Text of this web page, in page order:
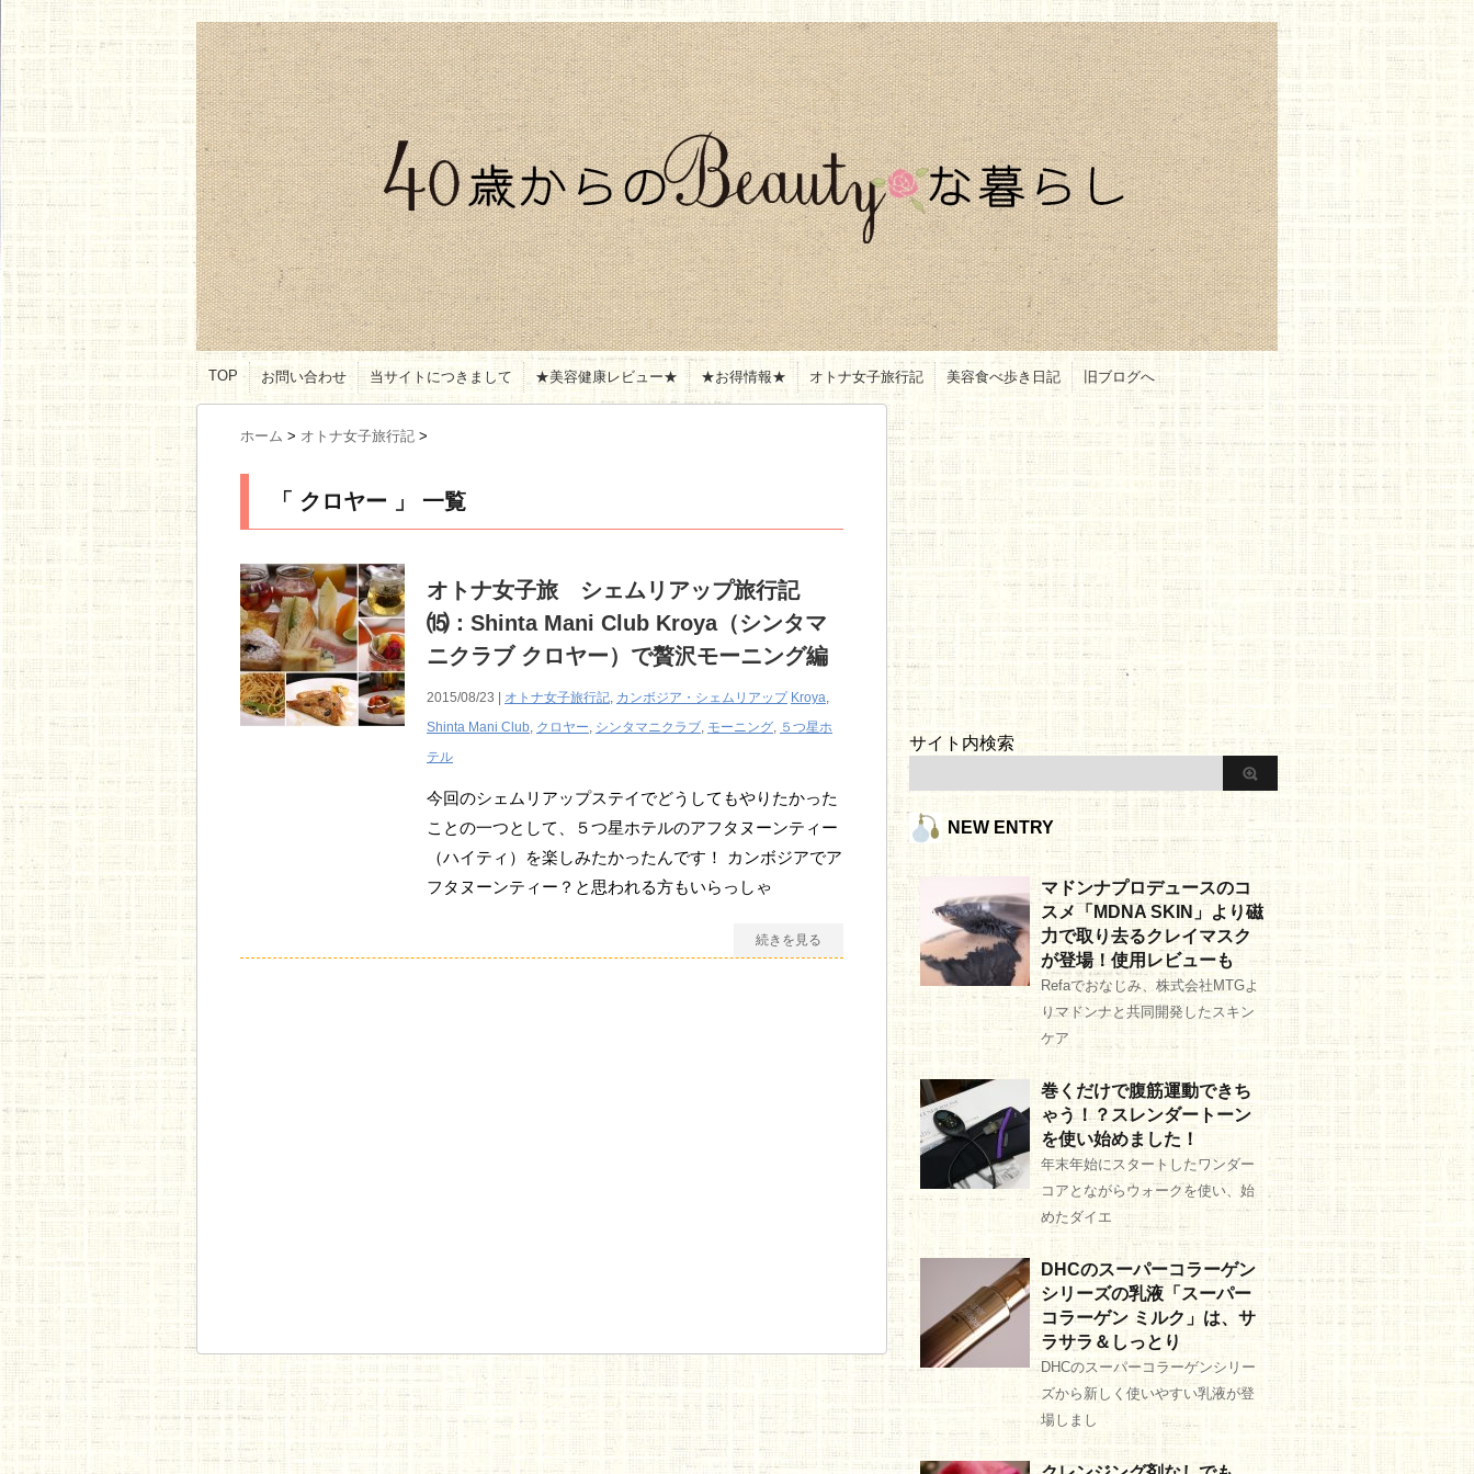
TOP お問い合わせ 当サイトにつきまして ★美容健康レビュー★ ★お得情報★ オトナ女子旅行記 美容食べ歩き日記 旧ブログへ
ホーム > オトナ女子旅行記 >
「 クロヤー 」 一覧
オトナ女子旅 シェムリアップ旅行記
⒂：Shinta Mani Club Kroya（シンタマ
ニクラブ クロヤー）で贅沢モーニング編
2015/08/23 | オトナ女子旅行記, カンボジア・シェムリアップ Kroya,
Shinta Mani Club, クロヤー, シンタマニクラブ, モーニング, ５つ星ホ
テル
今回のシェムリアップステイでどうしてもやりたかった
ことの一つとして、５つ星ホテルのアフタヌーンティー
（ハイティ）を楽しみたかったんです！ カンボジアでア
フタヌーンティー？と思われる方もいらっしゃ
続きを見る
サイト内検索
NEW ENTRY
マドンナプロデュースのコ
スメ「MDNA SKIN」より磁
力で取り去るクレイマスク
が登場！使用レビューも
Refaでおなじみ、株式会社MTGよ
りマドンナと共同開発したスキン
ケア
巻くだけで腹筋運動できち
ゃう！？スレンダートーン
を使い始めました！
年末年始にスタートしたワンダー
コアとながらウォークを使い、始
めたダイエ
DHCのスーパーコラーゲン
シリーズの乳液「スーパー
コラーゲン ミルク」は、サ
ラサラ＆しっとり
DHCのスーパーコラーゲンシリー
ズから新しく使いやすい乳液が登
場しまし